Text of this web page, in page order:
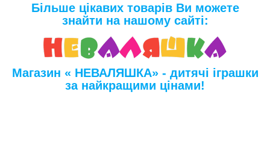
Більше цікавих товарів Ви можете
знайти на нашому сайті:
Магазин « НЕВАЛЯШКА» - дитячі іграшки
за найкращими цінами!